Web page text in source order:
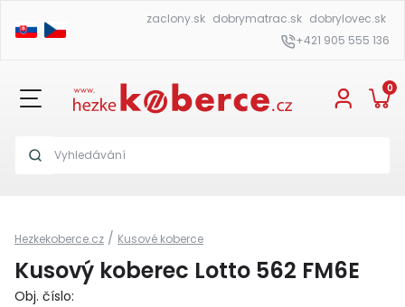
zaclony.sk dobrymatrac.sk dobrylovec.sk
+421 905 555 136
0
Hezkekoberce.cz / Kusové koberce
Kusový koberec Lotto 562 FM6E
Obj. číslo: